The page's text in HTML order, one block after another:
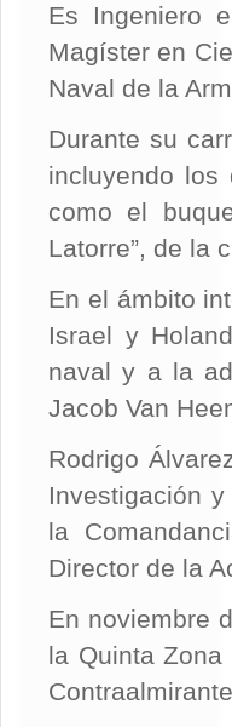
Es Ingeniero
Magíster en
Naval de la
Durante su
incluyendo los
como el
Latorre”, de la
En el ámbito
Israel y
naval y a la
Jacob Van
Rodrigo
Investigación
la
Director de la
En noviembre
la Quinta